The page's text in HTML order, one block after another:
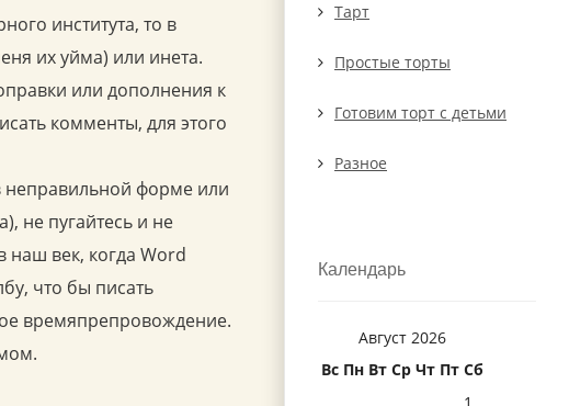
института, то в
их уйма) или инета.
или дополнения к
комменты, для этого
неправильной форме или
не пугайтесь и не
наш век, когда Word
что бы писать
времяпрепровождение.
Тарт
Простые торты
Готовим торт с детьми
Разное
Календарь
Август 2026
Вс Пн Вт Ср Чт Пт Сб